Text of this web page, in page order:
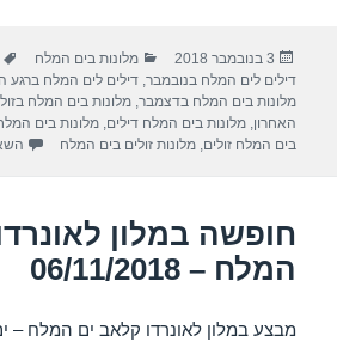
e
b
o
k
s
A
p
gr
a
m
פורסם
בתאריך
3 בנובמבר 2018 קטגוריות
מלונות בים המלח
דילים לים המלח בנובמבר ,דילים לים המלח ברגע
מלונות בים המלח בדצמבר ,מלונות בים המלח בזול
האחרון ,מלונות בים המלח דילים ,מלונות בים
בים המלח זולים ,מלונות זולים בים המלח
חופשה במלון
המלח – 06/11/2018
מבצע במלון לאונרדו קלאב ים המלח –